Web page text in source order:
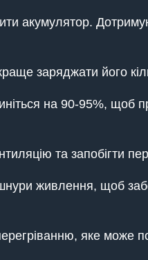
акумулятор.
заряджати його
на 90-95%, щоб
та запобігти
живлення, щоб
яке може